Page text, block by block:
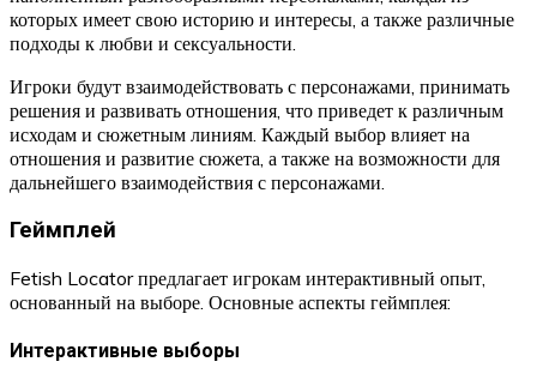
которых имеет свою историю и интересы, а также различные
подходы к любви и сексуальности.
Игроки будут взаимодействовать с персонажами, принимать
решения и развивать отношения, что приведет к различным
исходам и сюжетным линиям. Каждый выбор влияет на
отношения и развитие сюжета, а также на возможности для
дальнейшего взаимодействия с персонажами.
Геймплей
Fetish Locator предлагает игрокам интерактивный опыт,
основанный на выборе. Основные аспекты геймплея:
Интерактивные выборы